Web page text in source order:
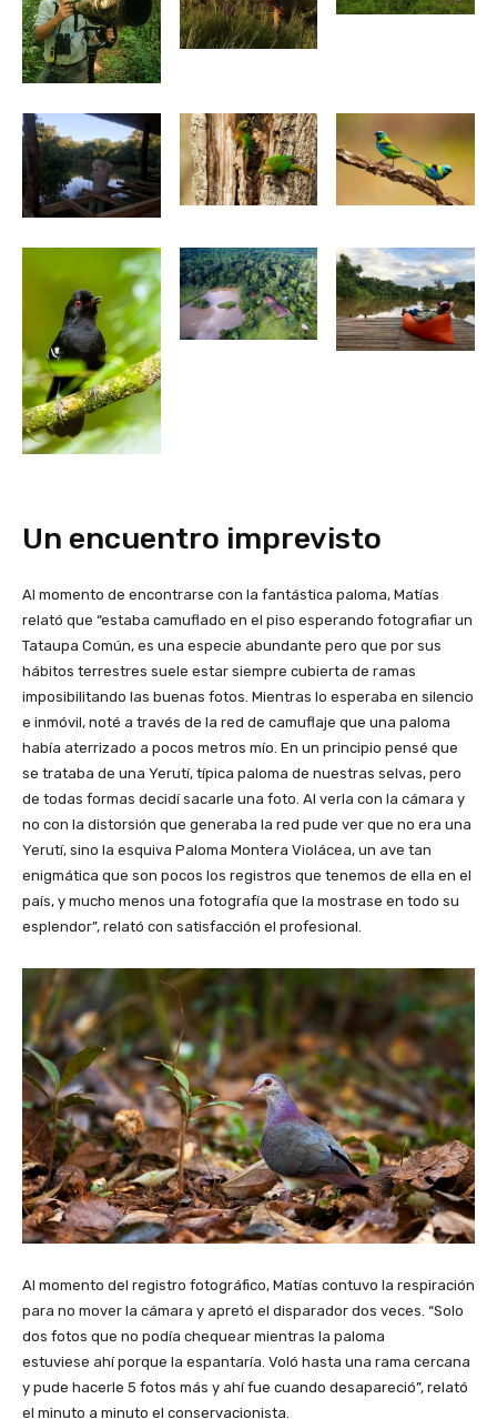
Un encuentro imprevisto
Al momento de encontrarse con la fantástica paloma, Matías
relató que “estaba camuflado en el piso esperando fotografiar un
Tataupa Común, es una especie abundante pero que por sus
hábitos terrestres suele estar siempre cubierta de ramas
imposibilitando las buenas fotos. Mientras lo esperaba en silencio
e inmóvil, noté a través de la red de camuflaje que una paloma
había aterrizado a pocos metros mío. En un principio pensé que
se trataba de una Yerutí, típica paloma de nuestras selvas, pero
de todas formas decidí sacarle una foto. Al verla con la cámara y
no con la distorsión que generaba la red pude ver que no era una
Yerutí, sino la esquiva Paloma Montera Violácea, un ave tan
enigmática que son pocos los registros que tenemos de ella en el
país, y mucho menos una fotografía que la mostrase en todo su
esplendor”, relató con satisfacción el profesional.
Al momento del registro fotográfico, Matías contuvo la respiración
para no mover la cámara y apretó el disparador dos veces. “Solo
dos fotos que no podía chequear mientras la paloma
estuviese ahí porque la espantaría. Voló hasta una rama cercana
y pude hacerle 5 fotos más y ahí fue cuando desapareció”, relató
el minuto a minuto el conservacionista.